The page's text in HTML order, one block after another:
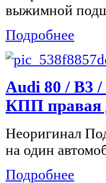
выжимной
Подробнее
Audi 80 / B3
КПП правая
Неоригинал
на один
Подробнее